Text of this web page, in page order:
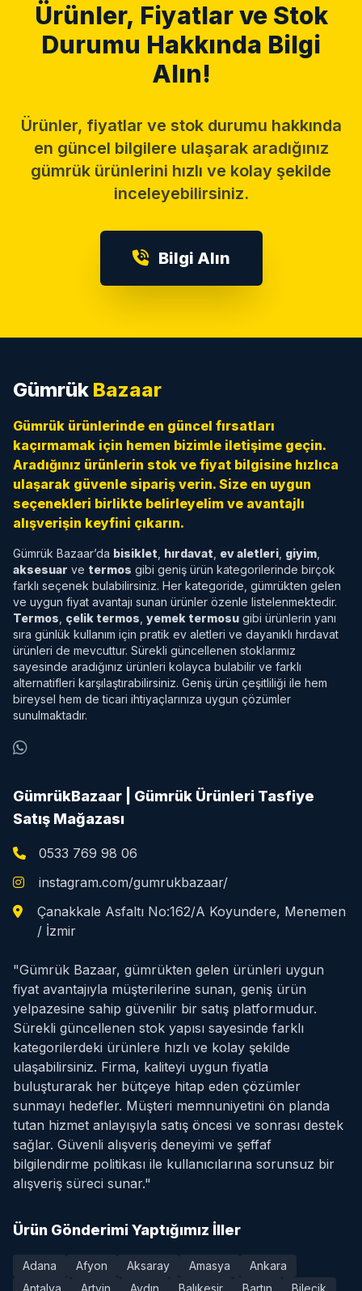
Ürünler, Fiyatlar ve Stok
Durumu Hakkında Bilgi
Alın!
Ürünler, fiyatlar ve stok durumu hakkında
en güncel bilgilere ulaşarak aradığınız
gümrük ürünlerini hızlı ve kolay şekilde
inceleyebilirsiniz.
Bilgi Alın
Gümrük Bazaar
Gümrük ürünlerinde en güncel fırsatları
kaçırmamak için hemen bizimle iletişime geçin.
Aradığınız ürünlerin stok ve fiyat bilgisine hızlıca
ulaşarak güvenle sipariş verin. Size en uygun
seçenekleri birlikte belirleyelim ve avantajlı
alışverişin keyfini çıkarın.
Gümrük Bazaar’da bisiklet hırdavat ev aletleri giyim
aksesuar ve termos gibi geniş ürün kategorilerinde birçok
farklı seçenek bulabilirsiniz. Her kategoride, gümrükten gelen
ve uygun fiyat avantajı sunan ürünler özenle listelenmektedir.
Termos çelik termos yemek termosu gibi ürünlerin yanı
sıra günlük kullanım için pratik ev aletleri ve dayanıklı hırdavat
ürünleri de mevcuttur. Sürekli güncellenen stoklarımız
sayesinde aradığınız ürünleri kolayca bulabilir ve farklı
alternatifleri karşılaştırabilirsiniz. Geniş ürün çeşitliliği ile hem
bireysel hem de ticari ihtiyaçlarınıza uygun çözümler
sunulmaktadır.
GümrükBazaar | Gümrük Ürünleri Tasfiye
Satış Mağazası
0533 769 98 06
instagram.com/gumrukbazaar/
Çanakkale Asfaltı No:162/A Koyundere, Menemen
/ İzmir
"Gümrük Bazaar, gümrükten gelen ürünleri uygun
fiyat avantajıyla müşterilerine sunan, geniş ürün
yelpazesine sahip güvenilir bir satış platformudur.
Sürekli güncellenen stok yapısı sayesinde farklı
kategorilerdeki ürünlere hızlı ve kolay şekilde
ulaşabilirsiniz. Firma, kaliteyi uygun fiyatla
buluşturarak her bütçeye hitap eden çözümler
sunmayı hedefler. Müşteri memnuniyetini ön planda
tutan hizmet anlayışıyla satış öncesi ve sonrası destek
sağlar. Güvenli alışveriş deneyimi ve şeffaf
bilgilendirme politikası ile kullanıcılarına sorunsuz bir
alışveriş süreci sunar."
Ürün Gönderimi Yaptığımız İller
Adana Afyon Aksaray Amasya
Ankara
Antalya
Artvin Aydın Balıkesir Bartın Bilecik